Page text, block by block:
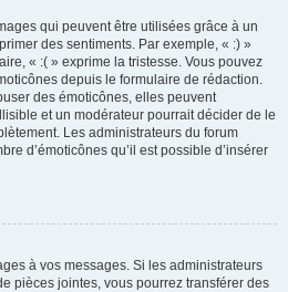
qui peuvent être utilisées grâce à un
des sentiments. Par exemple, « :) »
« :( » exprime la tristesse. Vous pouvez
depuis le formulaire de rédaction.
des émoticônes, elles peuvent
et un modérateur pourrait décider de le
Les administrateurs du forum
d’émoticônes qu’il est possible d’insérer
à vos messages. Si les administrateurs
pièces jointes, vous pourrez transférer des